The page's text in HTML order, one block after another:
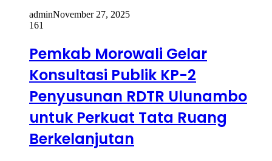
adminNovember 27, 2025
161
Pemkab Morowali Gelar
Konsultasi Publik KP-2
Penyusunan RDTR Ulunambo
untuk Perkuat Tata Ruang
Berkelanjutan